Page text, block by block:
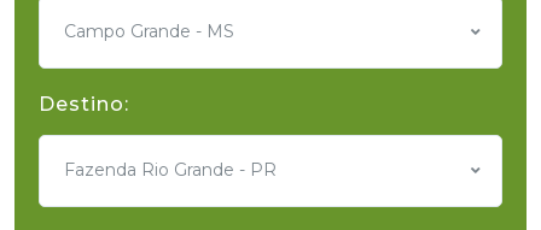
Campo Grande - MS
Destino:
Fazenda Rio Grande - PR